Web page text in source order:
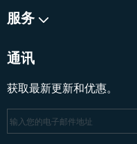
服务
通讯​​​​​​​
获取最新更新和优惠。